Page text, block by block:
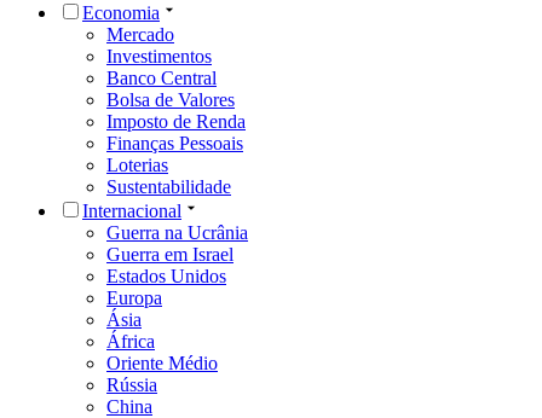
Economia
Mercado
Investimentos
Banco Central
Bolsa de Valores
Imposto de Renda
Finanças Pessoais
Loterias
Sustentabilidade
Internacional
Guerra na Ucrânia
Guerra em Israel
Estados Unidos
Europa
Ásia
África
Oriente Médio
Rússia
China